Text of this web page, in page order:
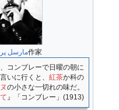
作家مارسل
コンブレーで日曜の朝に
いに行くと、紅茶か科の
の小さな一切れの味だ。
』「コンブレー」(1913)